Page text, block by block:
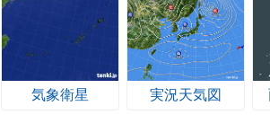
気象衛星 実況天気図